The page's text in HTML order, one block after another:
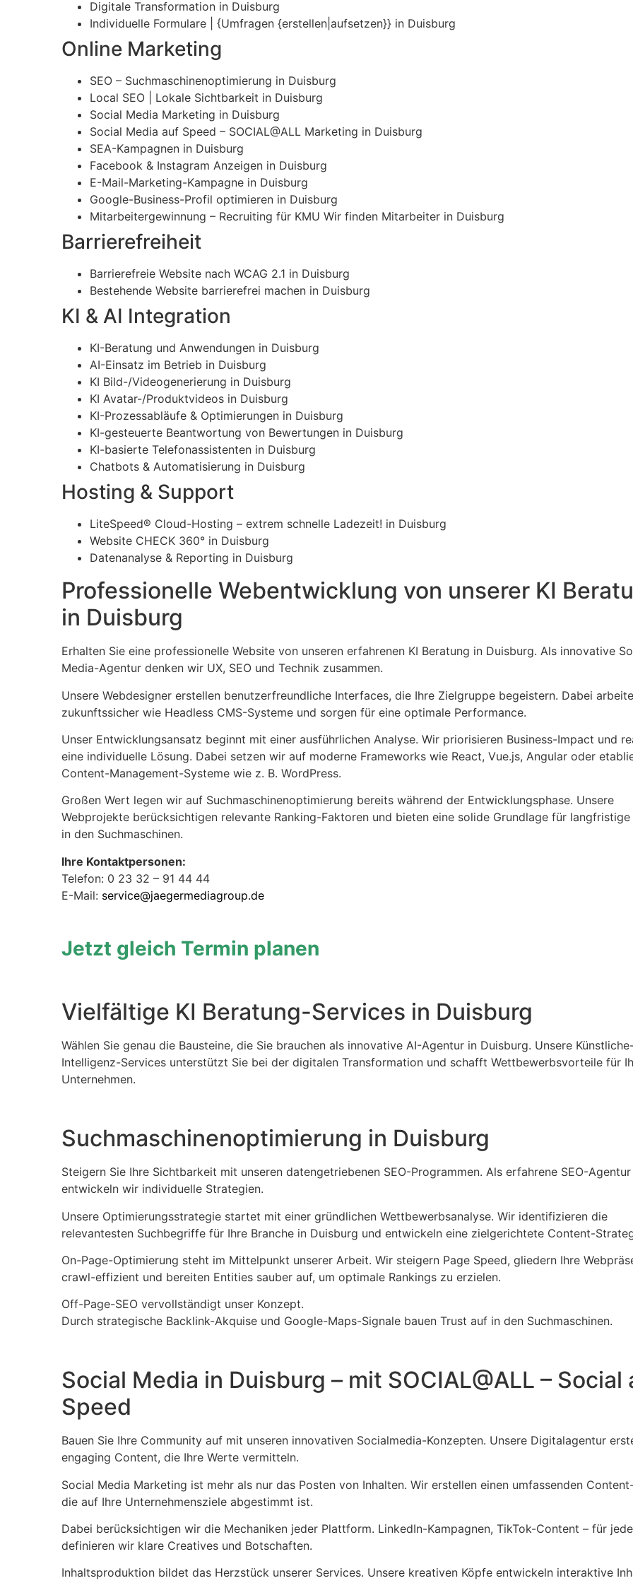
Digitale Transformation in Duisburg
Individuelle Formulare | {Umfragen {erstellen|aufsetzen}} in Duisburg
Online Marketing
SEO – Suchmaschinenoptimierung in Duisburg
Local SEO | Lokale Sichtbarkeit in Duisburg
Social Media Marketing in Duisburg
Social Media auf Speed – SOCIAL@ALL Marketing in Duisburg
SEA-Kampagnen in Duisburg
Facebook & Instagram Anzeigen in Duisburg
E-Mail-Marketing-Kampagne in Duisburg
Google-Business-Profil optimieren in Duisburg
Mitarbeitergewinnung – Recruiting für KMU Wir finden Mitarbeiter in Duisburg
Barrierefreiheit
Barrierefreie Website nach WCAG 2.1 in Duisburg
Bestehende Website barrierefrei machen in Duisburg
KI & AI Integration
KI-Beratung und Anwendungen in Duisburg
AI-Einsatz im Betrieb in Duisburg
KI Bild-/Videogenerierung in Duisburg
KI Avatar-/Produktvideos in Duisburg
KI-Prozessabläufe & Optimierungen in Duisburg
KI-gesteuerte Beantwortung von Bewertungen in Duisburg
KI-basierte Telefonassistenten in Duisburg
Chatbots & Automatisierung in Duisburg
Hosting & Support
LiteSpeed® Cloud-Hosting – extrem schnelle Ladezeit! in Duisburg
Website CHECK 360° in Duisburg
Datenanalyse & Reporting in Duisburg
Professionelle Webentwicklung von unserer KI
in Duisburg
Erhalten Sie eine professionelle Website von unseren erfahrenen KI Beratung in Duisburg. Als innovative
Media-Agentur denken wir UX, SEO und Technik zusammen.
Unsere Webdesigner erstellen benutzerfreundliche Interfaces, die Ihre Zielgruppe begeistern. Dabei
zukunftssicher wie Headless CMS-Systeme und sorgen für eine optimale Performance.
Unser Entwicklungsansatz beginnt mit einer ausführlichen Analyse. Wir priorisieren Business-Impact und
eine individuelle Lösung. Dabei setzen wir auf moderne Frameworks wie React, Vue.js, Angular oder
Content-Management-Systeme wie z. B. WordPress.
Großen Wert legen wir auf Suchmaschinenoptimierung bereits während der Entwicklungsphase. Unsere
Webprojekte berücksichtigen relevante Ranking-Faktoren und bieten eine solide Grundlage für
in den Suchmaschinen.
Ihre Kontaktpersonen:
Telefon: 0 23 32 – 91 44 44
E-Mail: service@jaegermediagroup.de
Jetzt gleich Termin planen
Vielfältige KI Beratung-Services in Duisburg
Wählen Sie genau die Bausteine, die Sie brauchen als innovative AI-Agentur in Duisburg. Unsere
Intelligenz-Services unterstützt Sie bei der digitalen Transformation und schafft Wettbewerbsvorteile für
Unternehmen.
Suchmaschinenoptimierung in Duisburg
Steigern Sie Ihre Sichtbarkeit mit unseren datengetriebenen SEO-Programmen. Als erfahrene SEO-Agentur
entwickeln wir individuelle Strategien.
Unsere Optimierungsstrategie startet mit einer gründlichen Wettbewerbsanalyse. Wir identifizieren die
relevantesten Suchbegriffe für Ihre Branche in Duisburg und entwickeln eine zielgerichtete Content-
On-Page-Optimierung steht im Mittelpunkt unserer Arbeit. Wir steigern Page Speed, gliedern Ihre
crawl-effizient und bereiten Entities sauber auf, um optimale Rankings zu erzielen.
Off-Page-SEO vervollständigt unser Konzept.
Durch strategische Backlink-Akquise und Google-Maps-Signale bauen Trust auf in den Suchmaschinen.
Social Media in Duisburg – mit SOCIAL@ALL – Social
Speed
Bauen Sie Ihre Community auf mit unseren innovativen Socialmedia-Konzepten. Unsere Digitalagentur
engaging Content, die Ihre Werte vermitteln.
Social Media Marketing ist mehr als nur das Posten von Inhalten. Wir erstellen einen umfassenden
die auf Ihre Unternehmensziele abgestimmt ist.
Dabei berücksichtigen wir die Mechaniken jeder Plattform. LinkedIn-Kampagnen, TikTok-Content – für
definieren wir klare Creatives und Botschaften.
Inhaltsproduktion bildet das Herzstück unserer Services. Unsere kreativen Köpfe entwickeln interaktive